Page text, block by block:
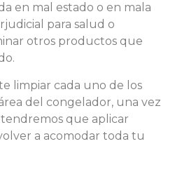
en mal estado o en mala
para salud o
otros productos que
limpiar cada uno de los
del congelador, una vez
que aplicar
a acomodar toda tu